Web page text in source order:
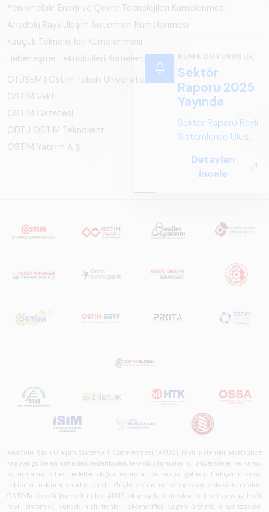
KÜME DUYURUSU
Sektör
Raporu 2025
Yayında
Sektör Raporu Raylı
Sistemlerde Ulusal
Perspektif ARUS
tarafından
ve Küresel
Perspektif – Sektör
Türkiye ve dünya
genelindeki raylı
eğilimleri,
bir referans
çalışmasıdır.
Detayları
incele
Yenilenebilir Enerji ve Çevre Teknolojileri Kümelenmesi
Anadolu Raylı Ulaşım Sistemleri Kümelenmesi
Kauçuk Teknolojileri Kümelenmesi
Haberleşme Teknolojileri Kümelenmesi
OTÜSEM | Ostim Teknik Üniversitesi
OSTİM Vakfı
OSTİM Gazetesi
ODTÜ OSTİM Teknokent
OSTİM Yatırım A.Ş.
Anadolu Raylı Ulaşım Sistemleri Kümelenmesi (ARUS), raylı sistemler sektöründe
faaliyet gösteren üreticileri, tedarikçileri, teknoloji firmalarını, üniversiteleri ve kamu
kurumlarını ortak hedefler doğrultusunda bir araya getiren Türkiye'nin öncü
sektör kümelenmelerinden biridir. Güçlü bir üretim ve inovasyon ekosistemi olan
OSTİM'in öncülüğünde kurulan ARUS; demiryolu sistemleri, metro, tramvay, hafif
raylı sistemler, yüksek hızlı trenler, lokomotifler, vagon üretimi, sinyalizasyon